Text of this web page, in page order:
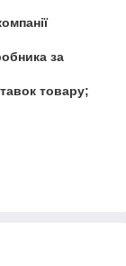
за
товару;